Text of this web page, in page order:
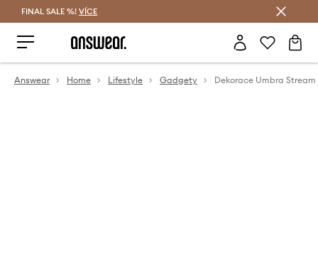
FINAL SALE %! VÍCE
Answear Home Lifestyle Gadgety